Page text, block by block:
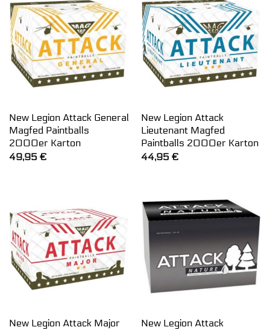
New Legion Attack General
Magfed Paintballs
2000er Karton
49,95 €
New Legion Attack
Lieutenant Magfed
Paintballs 2000er Karton
44,95 €
New Legion Attack Major
New Legion Attack